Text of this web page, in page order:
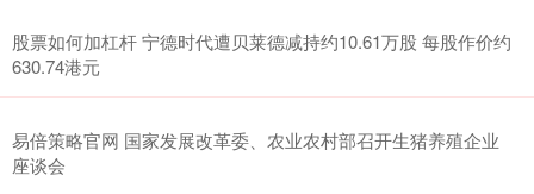
股票如何加杠杆 宁德时代遭贝莱德减持约10.61万股 每股作价约
630.74港元
易倍策略官网 国家发展改革委、农业农村部召开生猪养殖企业
座谈会